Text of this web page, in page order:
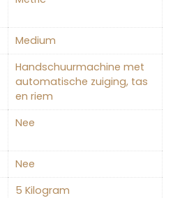
‎Medium
‎Handschuurmachine met
automatische zuiging, tas
en riem
‎Nee
‎Nee
‎5 Kilogram